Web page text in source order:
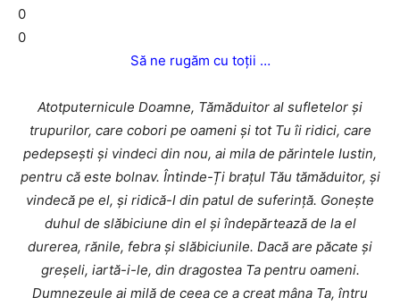
0
0
Să ne rugăm cu toții …
Atotputernicule Doamne, Tămăduitor al sufletelor și
trupurilor, care cobori pe oameni și tot Tu îi ridici, care
pedepsești și vindeci din nou, ai mila de părintele Iustin,
pentru că este bolnav. Întinde-Ți brațul Tău tămăduitor, și
vindecă pe el, și ridică-l din patul de suferință. Gonește
duhul de slăbiciune din el și îndepărtează de la el
durerea, rănile, febra și slăbiciunile. Dacă are păcate și
greșeli, iartă-i-le, din dragostea Ta pentru oameni.
Dumnezeule ai milă de ceea ce a creat mâna Ta, întru